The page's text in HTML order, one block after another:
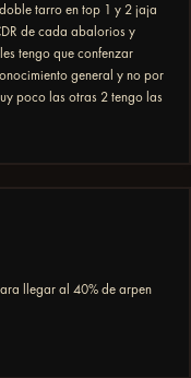
tarro en top 1 y 2 jaja
de cada abalorios y
tengo que confenzar
general y no por
poco las otras 2 tengo las
llegar al 40% de arpen